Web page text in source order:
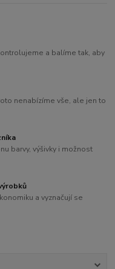
a balíme tak, aby
nenabízíme vše, ale jen to
barvy, výšivky i možnost
a vyznačují se